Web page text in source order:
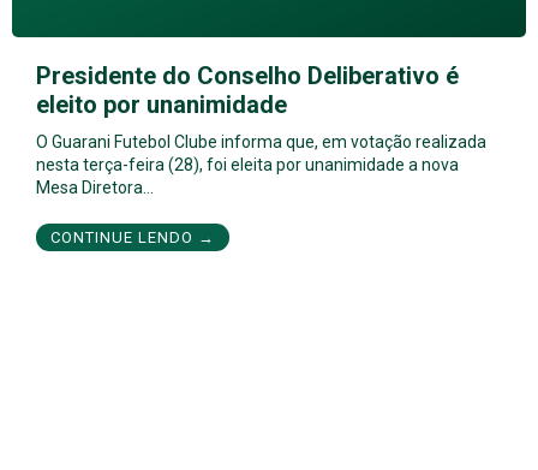
Presidente do Conselho Deliberativo é
eleito por unanimidade
O Guarani Futebol Clube informa que, em votação realizada
nesta terça-feira (28), foi eleita por unanimidade a nova
Mesa Diretora…
CONTINUE LENDO →